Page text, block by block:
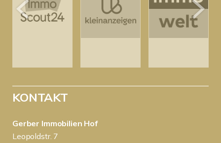
KONTAKT
Gerber Immobilien Hof
Leopoldstr. 7